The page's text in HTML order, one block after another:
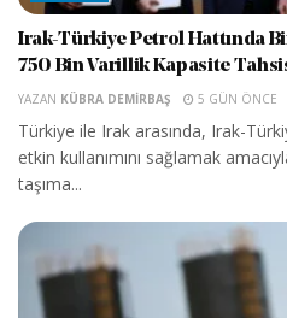
Irak-Türkiye Petrol Hattında
750 Bin Varillik Kapasite
YAZAN KÜBRA DEMIRBAŞ 5 GÜN ÖNCE
Türkiye ile Irak arasında, Irak-
etkin kullanımını sağlamak
taşıma...